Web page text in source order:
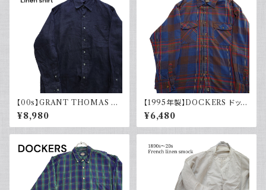
【00s】GRANT THOMAS 古
着 長袖リネンシャツ ネイビー
アメカジ古着
¥8,980
【1995年製】DOCKERS ドッカ
ーズ チェックシャツ ダブルポケ
ット 古着 アメカジ リーバイス
長袖 90s
¥6,480